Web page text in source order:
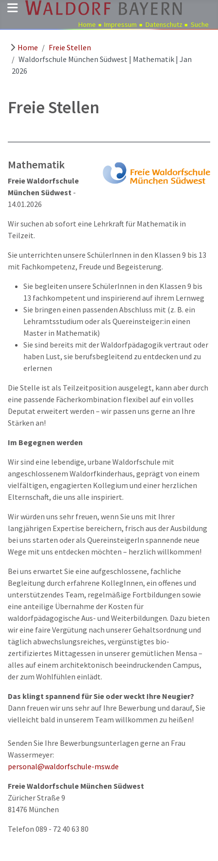
Pädagogik
Über
Schulen
Freie
Termine
Home Impressum Datenschutz Suche
Home
Freie Stellen
Waldorfschule München Südwest | Mathematik | Jan
2026
Freie Stellen
Mathematik
Freie Waldorfschule
München Südwest -
14.01.2026
Wir suchen ab sofort eine Lehrkraft für Mathematik in
Teilzeit.
Sie unterrichten unsere SchülerInnen in den Klassen 9 bis 13
mit Fachkompetenz, Freude und Begeisterung.
Sie begleiten unsere SchülerInnen in den Klassen 9 bis
13 fachkompetent und inspirierend auf ihrem Lernweg
Sie bringen einen passenden Abschluss mit (z. B. ein
Lehramtsstudium oder als Quereinsteiger:in einen
Master in Mathematik)
Sie sind bereits mit der Waldorfpädagogik vertraut oder
haben Lust, sie berufsbegleitend zu entdecken und zu
erlernen
Die Stelle ist als Teilzeitposition ausgelegt, kann aber durch
eine passende Fächerkombination flexibel auf ein volles
Deputat erweitert werden – wir passen uns gerne an Ihre
Stärken an!
Im Begegnen werden
Wir sind eine lebendige, urbane Waldorfschule mit
angeschlossenem Waldorfkinderhaus, geprägt von einem
vielfältigen, engagierten Kollegium und einer herzlichen
Elternschaft, die uns alle inspiriert.
Wir würden uns sehr freuen, wenn Sie uns mit Ihrer
langjährigen Expertise bereichern, frisch aus der Ausbildung
bei uns starten oder als QuereinsteigerIn spannende neue
Wege mit uns entdecken möchten – herzlich willkommen!
Bei uns erwartet Sie eine aufgeschlossene, fachliche
Begleitung durch erfahrene KollegInnen, ein offenes und
unterstützendes Team, regelmäßige Fortbildungen sowie
eine anteilige Übernahme der Kosten für
waldorfpädagogische Aus- und Weiterbildungen. Dazu bieten
wir eine faire Vergütung nach unserer Gehaltsordnung und
täglich abwechslungsreiches, vergünstigtes bio-
zertifiziertes Mittagessen in unserer gemütlichen Mensa –
alles auf einem architektonisch beeindruckenden Campus,
der zum Wohlfühlen einlädt.
Das klingt spannend für Sie oder weckt Ihre Neugier?
Dann freuen wir uns sehr auf Ihre Bewerbung und darauf, Sie
vielleicht bald in unserem Team willkommen zu heißen!
Senden Sie Ihre Bewerbungsunterlagen gerne an Frau
Wassermeyer:
personal@waldorfschule-msw.de
Freie Waldorfschule München Südwest
Züricher Straße 9
81476 München
Telefon 089 - 72 40 63 80